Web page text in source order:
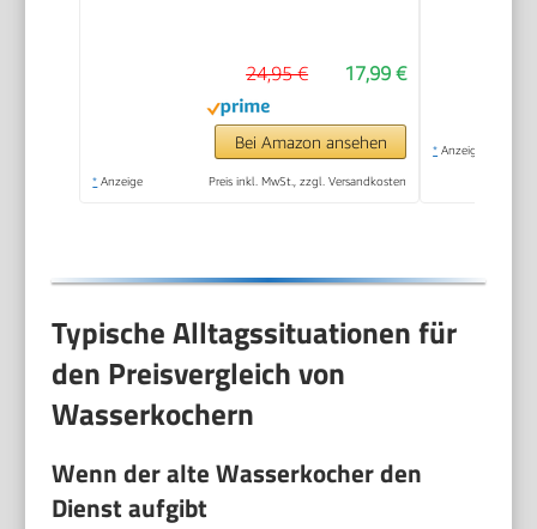
Kabelaufwicklung |
Wasserkocher
schwarz | WKS 3692
schwarz
17,99 €
24,95 €
Bei Amazon ansehen
* Anzeige Preis inkl. MwSt., zzgl. Versandkosten
* Anzeige
Typische Alltagssituationen für
den Preisvergleich von
Wasserkochern
Wenn der alte Wasserkocher den
Dienst aufgibt